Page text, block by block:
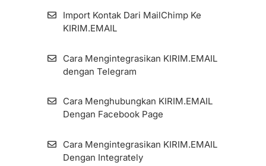
Import Kontak Dari MailChimp Ke
KIRIM.EMAIL
Cara Mengintegrasikan KIRIM.EMAIL
dengan Telegram
Cara Menghubungkan KIRIM.EMAIL
Dengan Facebook Page
Cara Mengintegrasikan KIRIM.EMAIL
Dengan Integrately